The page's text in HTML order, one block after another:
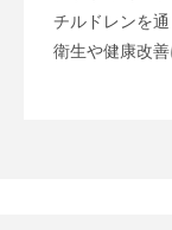
チルドレンを
衛生や健康改善